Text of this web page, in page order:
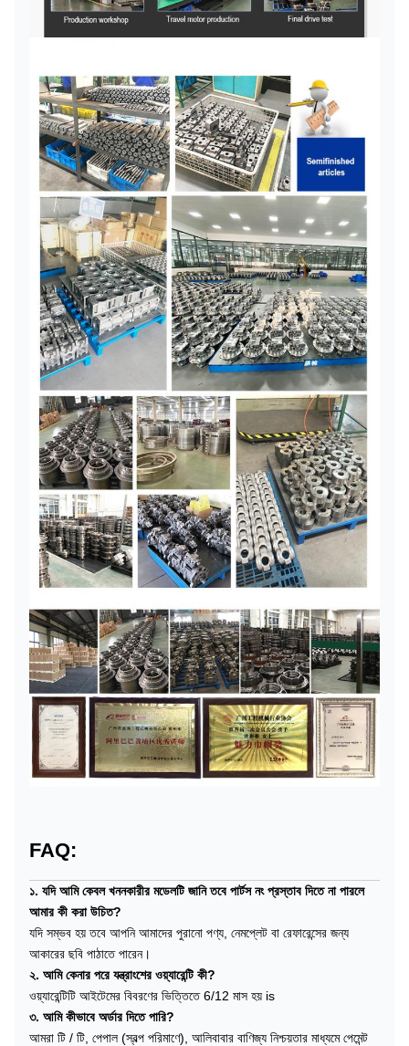
FAQ:
১. যদি আমি কেবল খননকারীর মডেলটি জানি তবে পার্টস নং প্রস্তাব দিতে না পারলে
আমার কী করা উচিত?
যদি সম্ভব হয় তবে আপনি আমাদের পুরানো পণ্য, নেমপ্লেট বা রেফারেন্সের জন্য
আকারের ছবি পাঠাতে পারেন।
২. আমি কেনার পরে যন্ত্রাংশের ওয়্যারেন্টি কী?
ওয়্যারেন্টিটি আইটেমের বিবরণের ভিত্তিতে 6/12 মাস হয় is
৩. আমি কীভাবে অর্ডার দিতে পারি?
আমরা টি / টি, পেপাল (স্বল্প পরিমাণে), আলিবাবার বাণিজ্য নিশ্চয়তার মাধ্যমে পেমেন্ট